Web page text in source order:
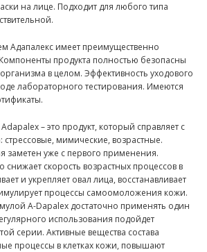
на лице. Подходит для любого типа
Адапалекс имеет преимущественно
продукта полностью безопасны
в целом. Эффективность уходового
лабораторного тестирования. Имеются
– это продукт, который справляет с
мимические, возрастные.
заметен уже с первого применения.
снижает скорость возрастных процессов в
и укрепляет овал лица, восстанавливает
процессы самоомоложения кожи.
A-Dapalex достаточно применять один
использования подойдет
серии. Активные вещества состава
процессы в клетках кожи, повышают